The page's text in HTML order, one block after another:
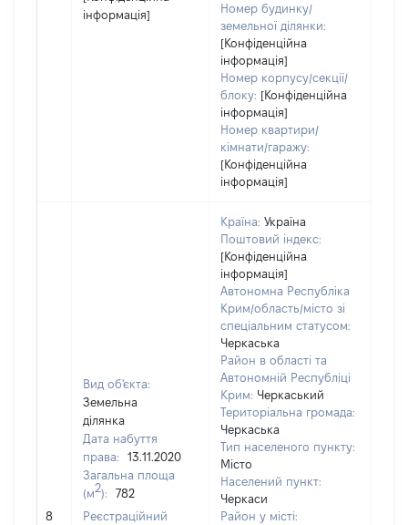
інформація]
Номер будинку/
земельної ділянки:
[Конфіденційна
інформація]
Номер корпусу/секції/
блоку: [Конфіденційна
інформація]
Номер квартири/
кімнати/гаражу:
[Конфіденційна
інформація]
8
Вид об'єкта:
Земельна
ділянка
Дата набуття
права:
13.11.2020
Загальна площа
(м2):
782
Реєстраційний
Країна: Україна
Поштовий індекс:
[Конфіденційна
інформація]
Автономна Республіка
Крим/область/місто зі
спеціальним статусом:
Черкаська
Район в області та
Автономній Республіці
Крим: Черкаський
Територіальна громада:
Черкаська
Тип населеного пункту:
Місто
Населений пункт:
Черкаси
Район у місті: